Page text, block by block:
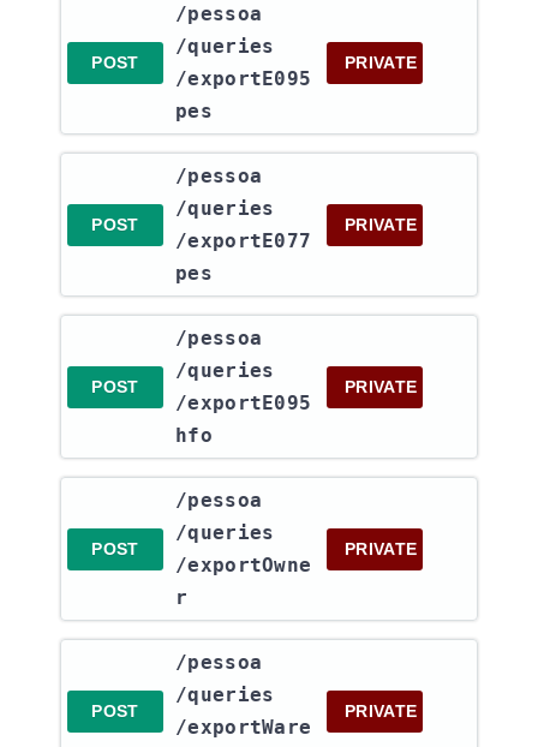
POST
​/pessoa​
/queries​
/exportE095
pes
PRIVATE
POST
​/pessoa​
/queries​
/exportE077
pes
PRIVATE
POST
​/pessoa​
/queries​
/exportE095
hfo
PRIVATE
POST
​/pessoa​
/queries​
/exportOwne
r
PRIVATE
POST
​/pessoa​
/queries​
/exportWare
PRIVATE